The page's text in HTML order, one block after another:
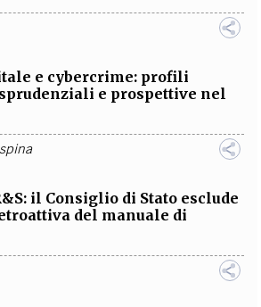
e cybercrime: profili
e prospettive nel
il Consiglio di Stato esclude
del manuale di